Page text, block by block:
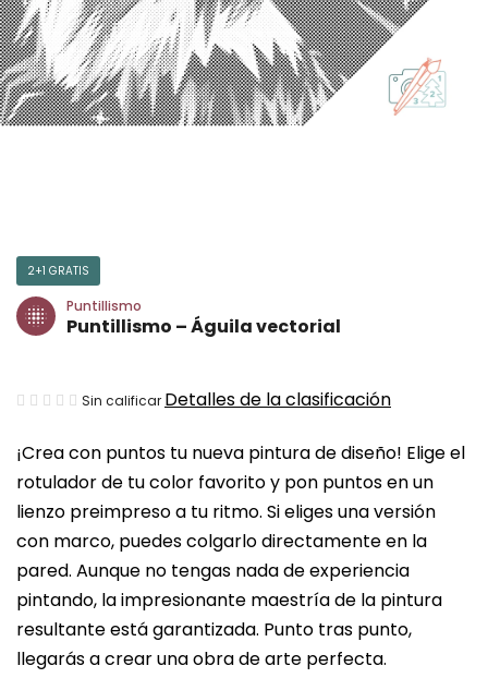
¡Crea con puntos tu nueva pintura de diseño! Elige el
rotulador de tu color favorito y pon puntos en un
lienzo preimpreso a tu ritmo. Si eliges una versión
con marco, puedes colgarlo directamente en la
pared. Aunque no tengas nada de experiencia
pintando, la impresionante maestría de la pintura
resultante está garantizada. Punto tras punto,
llegarás a crear una obra de arte perfecta.
2+1 GRATIS
Puntillismo
Puntillismo – Águila vectorial
La
media
del
producto
es
de
0,0
sobre
5
Sin calificar Detalles de la clasificación